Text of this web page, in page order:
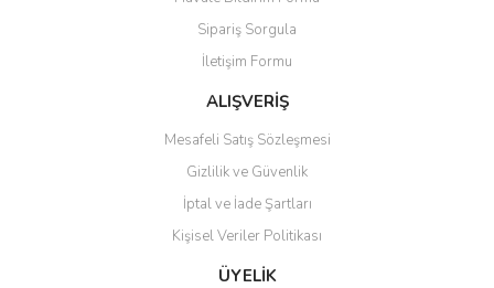
Ürün bilgilerinde hatalar bulunuyor.
Ürün fiyatı diğer sitelerden daha pahalı.
Bu ürüne benzer farklı alternatifler olmalı.
Gönder
Sipariş Sorgula
İletişim Formu
ALIŞVERİŞ
Mesafeli Satış Sözleşmesi
Gizlilik ve Güvenlik
İptal ve İade Şartları
Kişisel Veriler Politikası
ÜYELİK